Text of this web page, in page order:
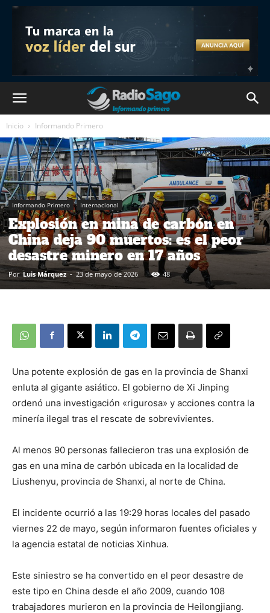
Inicio Informando Primero
Informando Primero Internacional
Explosión en mina de carbón en
China deja 90 muertos: es el peor
desastre minero en 17 años
Por Luis Márquez - 23 de mayo de 2026 48
Una potente explosión de gas en la provincia de Shanxi
enluta al gigante asiático. El gobierno de Xi Jinping
ordenó una investigación «rigurosa» y acciones contra la
minería ilegal tras el rescate de sobrevivientes.
Al menos 90 personas fallecieron tras una explosión de
gas en una mina de carbón ubicada en la localidad de
Liushenyu, provincia de Shanxi, al norte de China.
El incidente ocurrió a las 19:29 horas locales del pasado
viernes 22 de mayo, según informaron fuentes oficiales y
la agencia estatal de noticias Xinhua.
Este siniestro se ha convertido en el peor desastre de
este tipo en China desde el año 2009, cuando 108
trabajadores murieron en la provincia de Heilongjiang.